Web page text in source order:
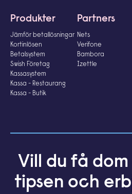
Produkter
Jämför betallösningar
Kortinlösen
Betalsystem
Swish Företag
Kassasystem
Kassa - Restaurang
Kassa - Butik
Partners
Nets
Verifone
Bambora
Izettle
Vill du få
tipsen och